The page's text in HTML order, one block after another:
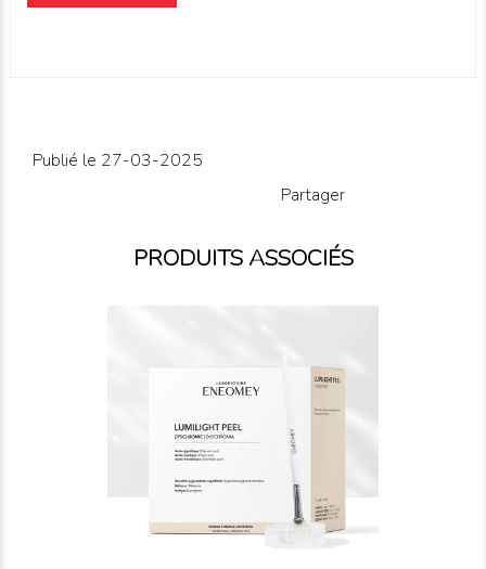
Publié le 27-03-2025
Partager
PRODUITS ASSOCIÉS